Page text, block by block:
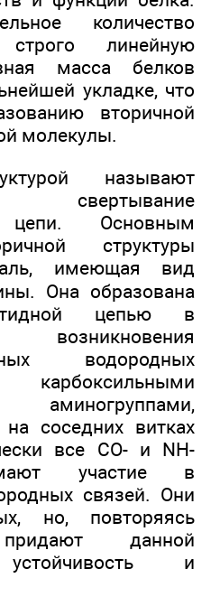
количество
линейную
масса белков
укладке, что
вторичной
молекулы.
называют
свертывание
цепи. Основным
структуры
имеющая вид
Она образована
цепью в
водородных
соседних витках
все СО- и NH-
участие в
связей. Они
но, повторяясь
данной
устойчивость и